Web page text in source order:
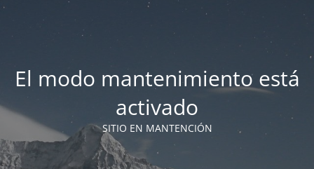
El modo mantenimiento está
activado
SITIO EN MANTENCIÓN